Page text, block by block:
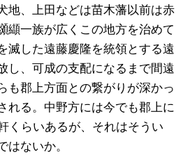
地、上田などは苗木藩以前は赤
纈一族が広くこの地方を治めて
滅した遠藤慶隆を統領とする遠
し、可成の支配になるまで間遠
も郡上方面との繋がりが深かっ
れる。中野方には今でも郡上に
くらいあるが、それはそうい
ないか。